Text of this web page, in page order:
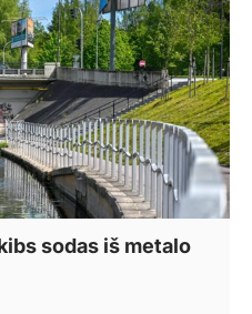
sodas iš metalo